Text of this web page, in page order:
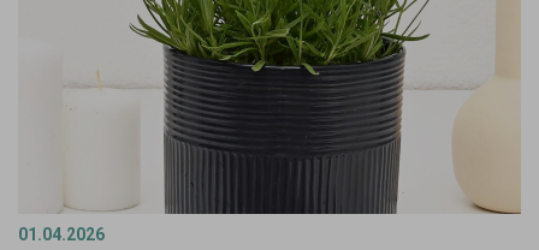
01.04.2026